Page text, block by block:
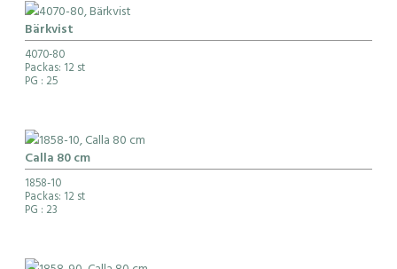
Bärkvist
4070-80
Packas: 12 st
PG : 25
Calla 80 cm
1858-10
Packas: 12 st
PG : 23